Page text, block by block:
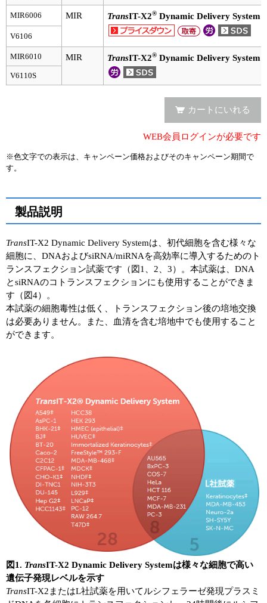
MIR6006 MIR TransIT-X2® Dynamic Delivery System
V6106
MIR6010 MIR TransIT-X2® Dynamic Delivery System
V6110S
※色文字での表示は、キャンペーン価格およびそのキャンペーン期間で
す。
カートにいれる
WEB会員ログインが必要です
製品説明
TransIT-X2 Dynamic Delivery Systemは、初代細胞を含む様々な
細胞に、DNAおよびsiRNA/miRNAを高効率に導入するためのト
ランスフェクション試薬です（図1、2、3）。本試薬は、DNA
とsiRNAのコトランスフェクションにも使用することができま
す（図4）。
本試薬の細胞毒性は低く、トランスフェクション後の培地交換
は必要ありません。また、血清を含む培地中でも使用すること
ができます。
図1. TransIT-X2 Dynamic Delivery Systemは様々な細胞で高い
遺伝子発現レベルを示す
TransIT-X2またはL社試薬を用いてルシフェラーゼ発現プラスミ